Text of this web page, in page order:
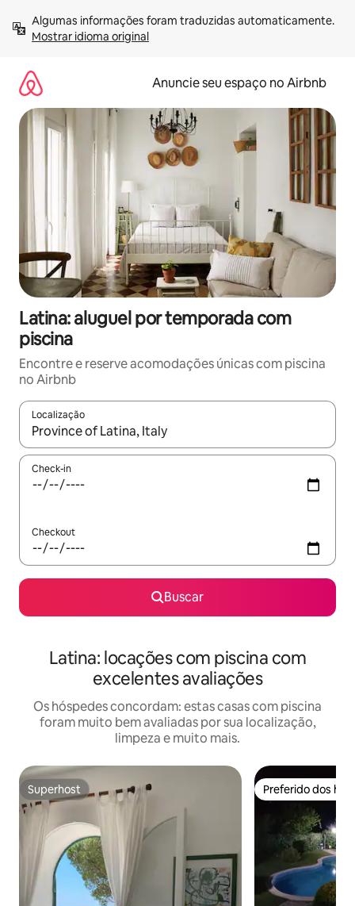
para
Mostrar idioma original
Anuncie seu espaço no Airbnb
Latina: aluguel por temporada com
piscina
Encontre e reserve acomodações únicas com piscina
no Airbnb
Localização
Quando os resultados estiverem disponíveis, explore-os
Check-in
Checkout
Buscar
Latina: locações com piscina com
excelentes avaliações
Os hóspedes concordam: estas casas com piscina
foram muito bem avaliadas por sua localização,
limpeza e muito mais.
Superhost
Superhost Preferido dos
Preferido dos